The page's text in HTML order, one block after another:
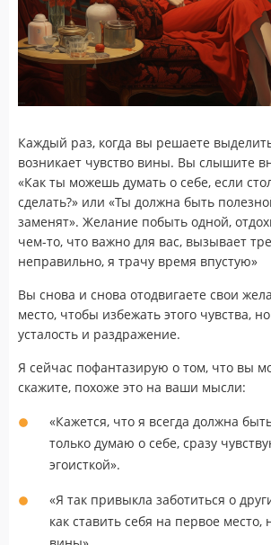
Каждый раз, когда вы решаете
возникает чувство вины. Вы слышите
«Как ты можешь думать о себе, если
сделать?» или «Ты должна быть
заменят». Желание побыть одной,
чем-то, что важно для вас, вызывает
неправильно, я трачу время впустую»
Вы снова и снова отодвигаете свои
место, чтобы избежать этого чувства,
усталость и раздражение.
Я сейчас пофантазирую о том, что вы
скажите, похоже это на ваши мысли:
«Кажется, что я всегда должна
только думаю о себе, сразу
эгоисткой».
«Я так привыкла заботиться о
как ставить себя на первое место,